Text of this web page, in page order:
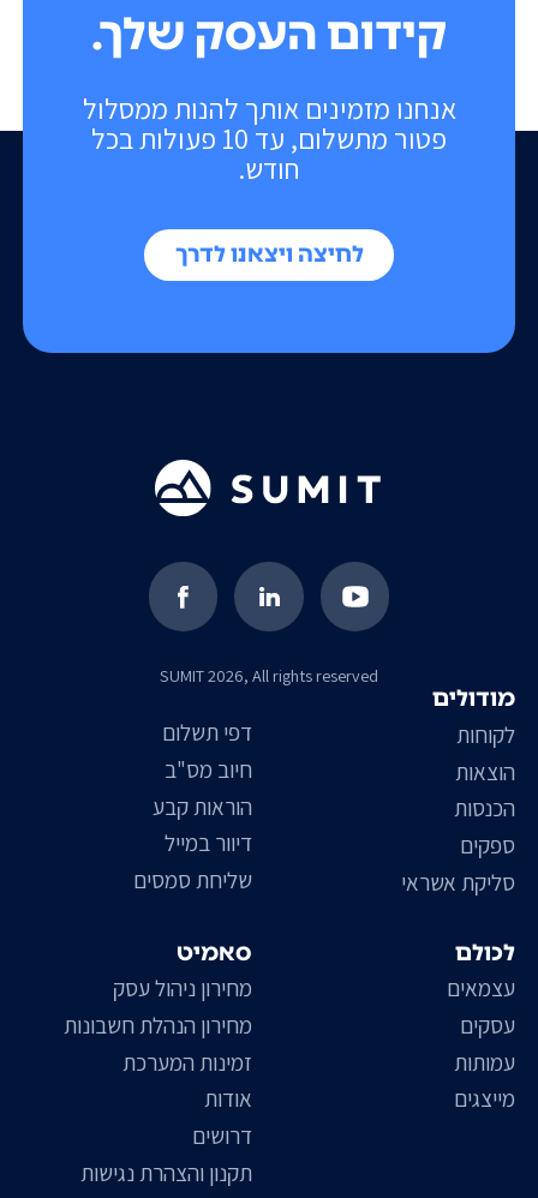
אנחנו מזמינים אותך להנות ממסלול
פטור מתשלום, עד 10 פעולות בכל
חודש.
לחיצה ויצאנו לדרך
קידום העסק שלך.
SUMIT 2026, All rights reserved
סאמיט
מחירון ניהול עסק
מחירון הנהלת חשבונות
זמינות המערכת
אודות
דרושים
תקנון והצהרת נגישות
דפי תשלום
חיוב מס"ב
הוראות קבע
דיוור במייל
שליחת סמסים
מודולים
לקוחות
הוצאות
הכנסות
ספקים
סליקת אשראי
לכולם
עצמאים
עסקים
עמותות
מייצגים